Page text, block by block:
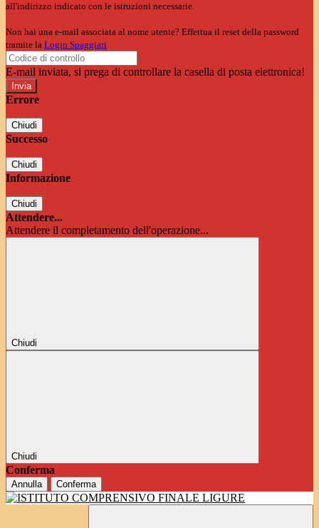
all'indirizzo indicato con le istruzioni necessarie.
Non hai una e-mail associata al nome utente? Effettua il reset della password
tramite la Login Spaggiari
E-mail inviata, si prega di controllare la casella di posta elettronica!
Errore
Chiudi
Successo
Chiudi
Informazione
Chiudi
Attendere...
Attendere il completamento dell'operazione...
Chiudi
Chiudi
Conferma
Annulla Conferma